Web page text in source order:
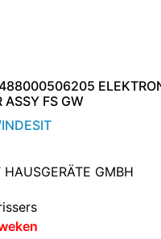
ASSY FS GW
GMBH